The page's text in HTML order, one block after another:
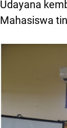
Udayana
Mahasiswa